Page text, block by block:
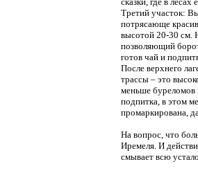
Третий участок:
потрясающе
высотой 20-30 см.
позволяющий
готов чай и
После верхнего
трассы – это
меньше буреломов
подпитка, в этом
промаркирована,
На вопрос, что
Иремеля. И
смывает всю